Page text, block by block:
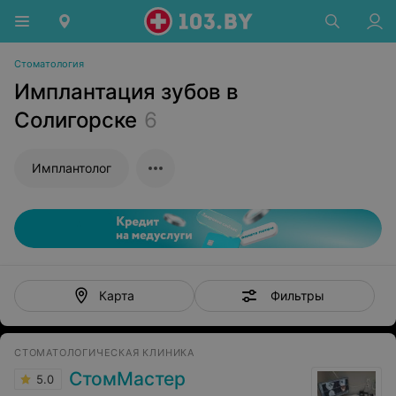
Стоматология
Имплантация зубов в
Солигорске 6
Имплантолог
Карта Фильтры
СТОМАТОЛОГИЧЕСКАЯ КЛИНИКА
5.0 СтомМастер